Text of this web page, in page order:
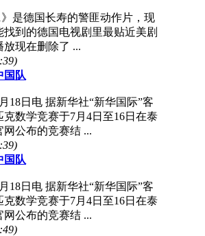
》是德国长寿的警匪动作片，现
到的德国电视剧里最贴近美剧
现在删除了 ...
国队
18日电 据新华社“新华国际”客
数学竞赛于7月4日至16日在泰
公布的竞赛结 ...
国队
18日电 据新华社“新华国际”客
数学竞赛于7月4日至16日在泰
公布的竞赛结 ...